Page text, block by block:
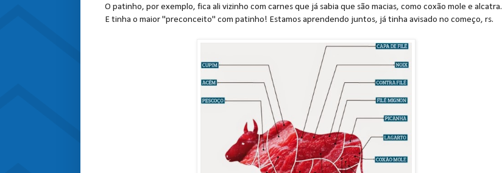
O patinho, por exemplo, fica ali vizinho com carnes que já sabia que são macias, como coxão mole e alcatra.
E tinha o maior "preconceito" com patinho! Estamos aprendendo juntos, já tinha avisado no começo, rs.